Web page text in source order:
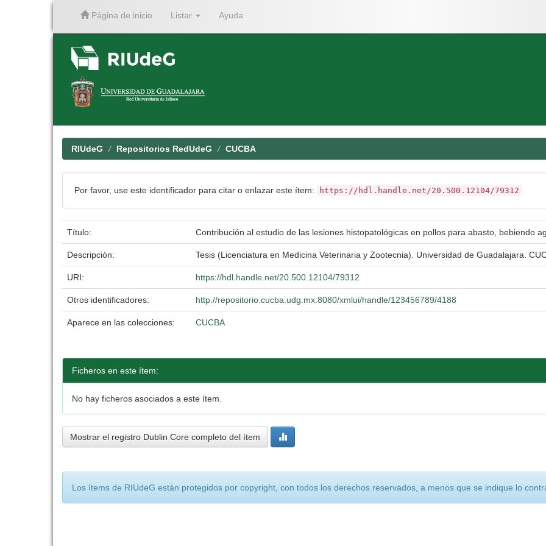
Página de inicio Listar Ayuda
RIUdeG Repositorios RedUdeG CUCBA
Por favor, use este identificador para citar o enlazar este ítem: https://hdl.handle.net/20.500.12104/79312
Título: Contribución al estudio de las lesiones histopatológicas en pollos para abasto, bebiendo
Descripción: Tesis (Licenciatura en Medicina Veterinaria y Zootecnia). Universidad de Guadalajara.
URI: https://hdl.handle.net/20.500.12104/79312
Otros identificadores: http://repositorio.cucba.udg.mx:8080/xmlui/handle/123456789/4188
Aparece en las colecciones: CUCBA
Ficheros en este ítem:
No hay ficheros asociados a este ítem.
Mostrar el registro Dublin Core completo del ítem
Los ítems de RIUdeG están protegidos por copyright, con todos los derechos reservados, a menos que se indique lo